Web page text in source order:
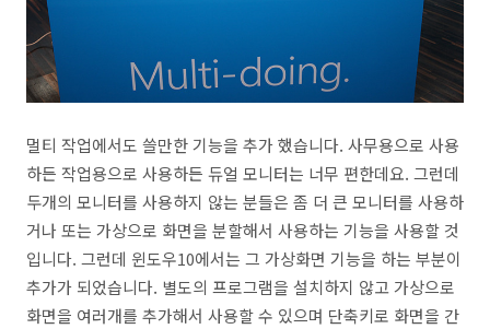
멀티 작업에서도 쓸만한 기능을 추가 했습니다. 사무용으로 사용
하든 작업용으로 사용하든 듀얼 모니터는 너무 편한데요. 그런데
두개의 모니터를 사용하지 않는 분들은 좀 더 큰 모니터를 사용하
거나 또는 가상으로 화면을 분할해서 사용하는 기능을 사용할 것
입니다. 그런데 윈도우10에서는 그 가상화면 기능을 하는 부분이
추가가 되었습니다. 별도의 프로그램을 설치하지 않고 가상으로
화면을 여러개를 추가해서 사용할 수 있으며 단축키로 화면을 간